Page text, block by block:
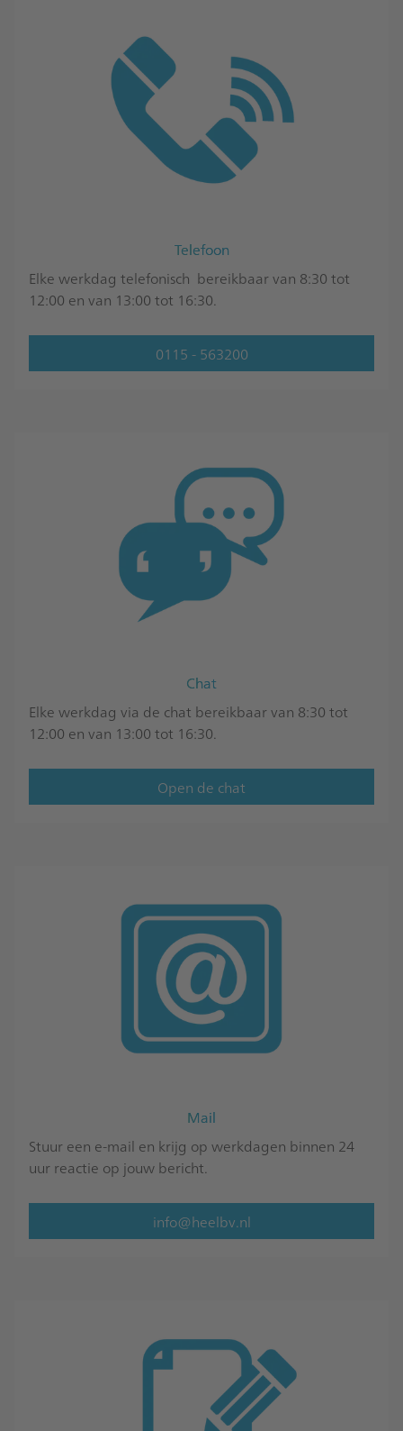
Telefoon
Elke werkdag telefonisch bereikbaar van 8:30 tot
12:00 en van 13:00 tot 16:30.
0115 - 563200
Chat
Elke werkdag via de chat bereikbaar van 8:30 tot
12:00 en van 13:00 tot 16:30.
Open de chat
Mail
Stuur een e-mail en krijg op werkdagen binnen 24
uur reactie op jouw bericht.
info@heelbv.nl